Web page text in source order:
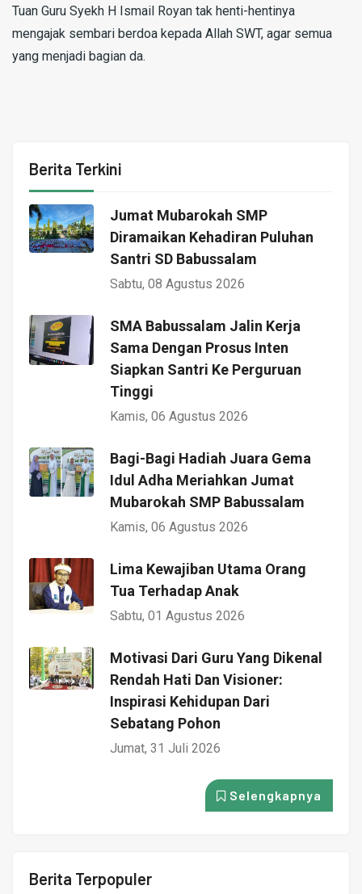
Tuan Guru Syekh H Ismail Royan tak henti-hentinya
mengajak sembari berdoa kepada Allah SWT, agar semua
yang menjadi bagian da.
Berita Terkini
Jumat Mubarokah SMP
Diramaikan Kehadiran Puluhan
Santri SD Babussalam
Sabtu, 08 Agustus 2026
SMA Babussalam Jalin Kerja
Sama Dengan Prosus Inten
Siapkan Santri Ke Perguruan
Tinggi
Kamis, 06 Agustus 2026
Bagi-Bagi Hadiah Juara Gema
Idul Adha Meriahkan Jumat
Mubarokah SMP Babussalam
Kamis, 06 Agustus 2026
Lima Kewajiban Utama Orang
Tua Terhadap Anak
Sabtu, 01 Agustus 2026
Motivasi Dari Guru Yang Dikenal
Rendah Hati Dan Visioner:
Inspirasi Kehidupan Dari
Sebatang Pohon
Jumat, 31 Juli 2026
Selengkapnya
Berita Terpopuler